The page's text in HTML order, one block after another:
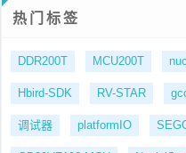
热门标签
DDR200T MCU200T
Hbird-SDK RV-STAR
调试器 platformIO